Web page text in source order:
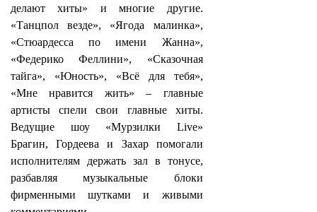
делают хиты» и многие другие.
«Танцпол везде», «Ягода малинка»,
«Стюардесса по имени Жанна»,
«Федерико Феллини», «Сказочная
тайга», «Юность», «Всё для тебя»,
«Мне нравится жить» – главные
артисты спели свои главные хиты.
Ведущие шоу «Мурзилки Live»
Брагин, Гордеева и Захар помогали
исполнителям держать зал в тонусе,
разбавляя музыкальные блоки
фирменными шутками и живыми